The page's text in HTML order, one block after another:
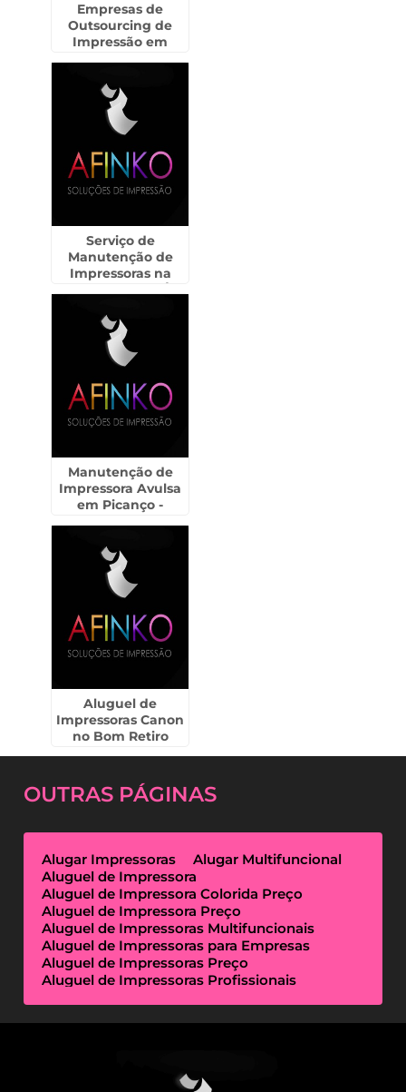
Empresas de
Outsourcing de
Impressão em
Serviço de
Manutenção de
Impressoras na
Manutenção de
Impressora Avulsa
em Picanço -
Aluguel de
Impressoras Canon
no Bom Retiro
OUTRAS PÁGINAS
Alugar Impressoras
Alugar Multifuncional
Aluguel de Impressora
Aluguel de Impressora Colorida Preço
Aluguel de Impressora Preço
Aluguel de Impressoras Multifuncionais
Aluguel de Impressoras para Empresas
Aluguel de Impressoras Preço
Aluguel de Impressoras Profissionais
Empresas de Outsourcing de Impressão